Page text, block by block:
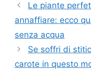
Le piante
annaffiare: ecco
senza acqua
Se soffri di
carote in questo